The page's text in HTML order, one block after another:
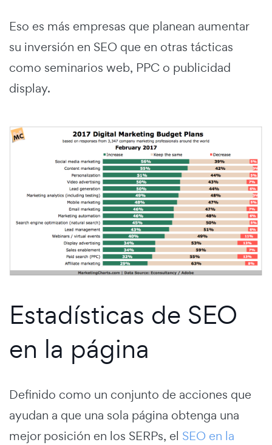
Eso es más empresas que planean aumentar
su inversión en SEO que en otras tácticas
como seminarios web, PPC o publicidad
display.
Estadísticas de SEO
en la página
Definido como un conjunto de acciones que
ayudan a que una sola página obtenga una
mejor posición en los SERPs, el SEO en la